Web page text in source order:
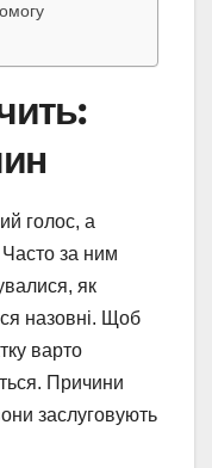
голос, а
за ним
як
назовні. Щоб
варто
Причини
заслуговують